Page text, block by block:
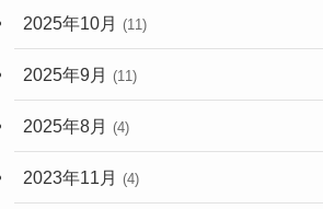
2025年10月 (11)
2025年9月 (11)
2025年8月 (4)
2023年11月 (4)